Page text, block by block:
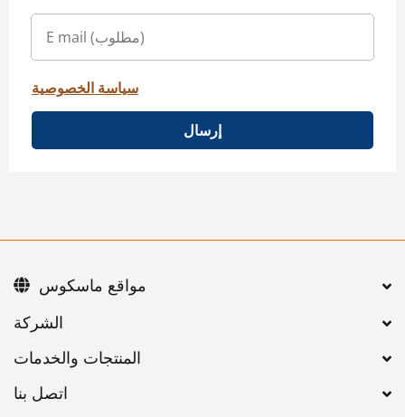
سياسة الخصوصية
إرسال
اتصل بنا
مواقع ماسكوس